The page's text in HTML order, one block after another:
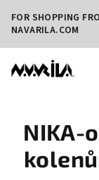
obsah
FOR SHOPPING
NAVARILA.COM
NIKA-